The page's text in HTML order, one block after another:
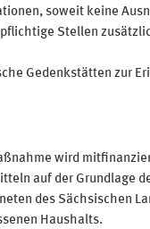
soweit keine
Stellen
Gedenkstätten zur
wird
auf der Grundlage
des Sächsischen
Haushalts.